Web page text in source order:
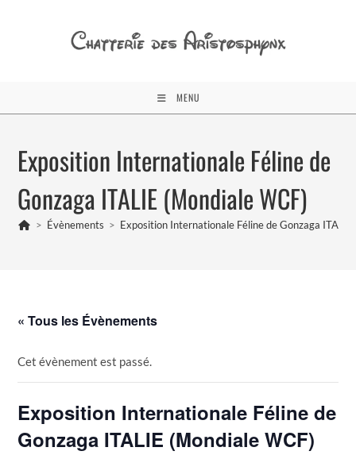
MENU
Exposition Internationale Féline de
Gonzaga ITALIE (Mondiale WCF)
> Évènements > Exposition Internationale Féline de Gonzaga
« Tous les Évènements
Cet évènement est passé.
Exposition Internationale Féline de
Gonzaga ITALIE (Mondiale WCF)